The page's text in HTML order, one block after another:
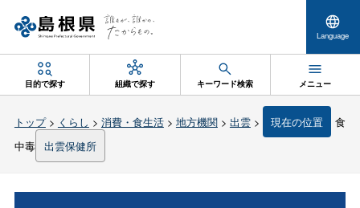
Language
目的で探す 組織で探す キーワード検索 メニュー
トップ> くらし > 消費・食生活> 地方機関> 出雲> 現在の位置
食
中毒 出雲保健所